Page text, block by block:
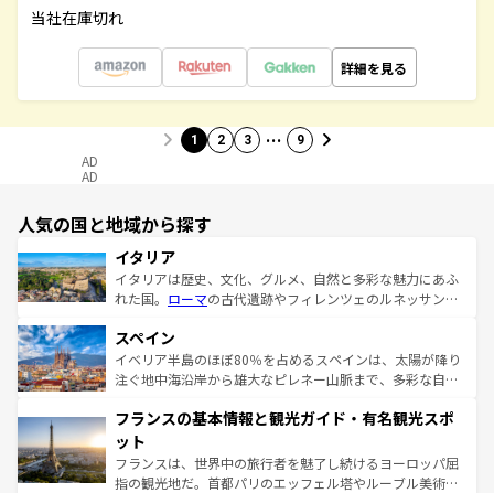
当社在庫切れ
詳細を見る
1 2 3 … 9
AD
AD
人気の国と地域から探す
イタリア
イタリアは歴史、文化、グルメ、自然と多彩な魅力にあふ
れた国。 ローマの古代遺跡やフィレンツェのルネッサンス
ろん、トスカーナの美しい田園風景やアマルフィ海岸の絶
景など、自然景観も見逃せない。観光の合間には、本場の
ピザやパスタなど、絶品のイタリア料理を堪能することも
ませてくれるイタリアで、忘れられない旅をしてみよう！
なお、新着のイタリア情報は
しい。
スペイン
イベリア半島のほぼ80％を占めるスペインは、太陽が降り
注ぐ地中海沿岸から雄大なピレネー山脈まで、多彩な自然
文化が根付くこの国では、情熱的なフラメンコ、熱気あふ
れる闘牛、そして美味しいタパスが生活の一部となってい
る。首都マドリードの洗練された雰囲気や、バルセロナの
アートに溢れた街角から、地方では古代ローマ遺跡や中世
フランスの基本情報と観光ガイド・有名観光スポ
ット
フランスは、世界中の旅行者を魅了し続けるヨーロッパ屈
指の観光地だ。首都パリのエッフェル塔やルーブル美術館